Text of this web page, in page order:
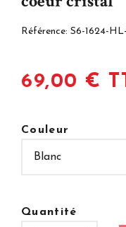
Référence: S6-1624-
69,00 €
Couleur
Quantité